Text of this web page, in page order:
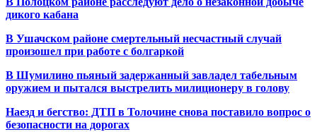
дикого кабана
В Ушачском районе смертельный несчастный случай
произошел при работе с болгаркой
В Шумилино пьяный задержанный завладел табельным
оружием и пытался выстрелить милиционеру в голову
Наезд и бегство: ДТП в Толочине снова поставило вопрос о
безопасности на дорогах